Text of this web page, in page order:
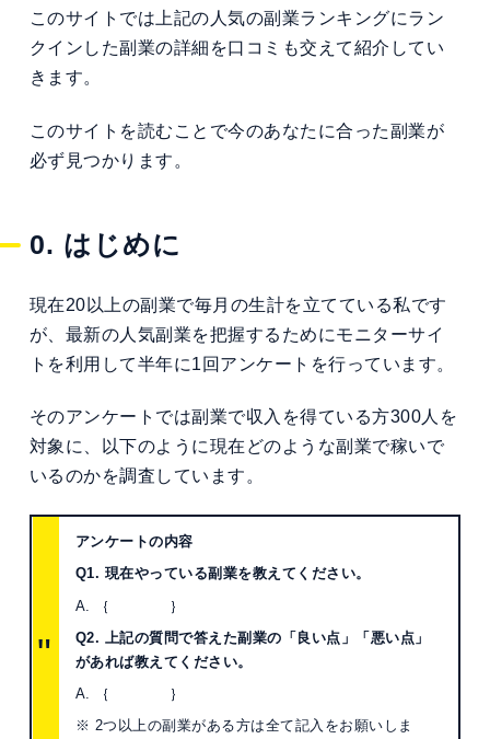
このサイトでは上記の人気の副業ランキングにラン
クインした副業の詳細を口コミも交えて紹介してい
きます。
このサイトを読むことで今のあなたに合った副業が
必ず見つかります。
0. はじめに
現在20以上の副業で毎月の生計を立てている私です
が、最新の人気副業を把握するためにモニターサイ
トを利用して半年に1回アンケートを行っています。
そのアンケートでは副業で収入を得ている方300人を
対象に、以下のように現在どのような副業で稼いで
いるのかを調査しています。
アンケートの内容
Q1. 現在やっている副業を教えてください。
A. ｛ ｝
Q2. 上記の質問で答えた副業の「良い点」「悪い点」
があれば教えてください。
A. ｛ ｝
※ 2つ以上の副業がある方は全て記入をお願いしま